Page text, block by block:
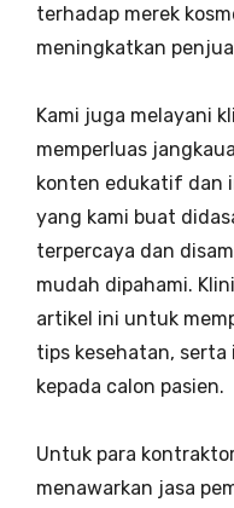
terhadap merek
meningkatkan
Kami juga melayani
memperluas
konten edukatif dan
yang kami buat
terpercaya dan
mudah dipahami.
artikel ini untuk
tips kesehatan,
kepada calon pasien.
Untuk para
menawarkan jasa